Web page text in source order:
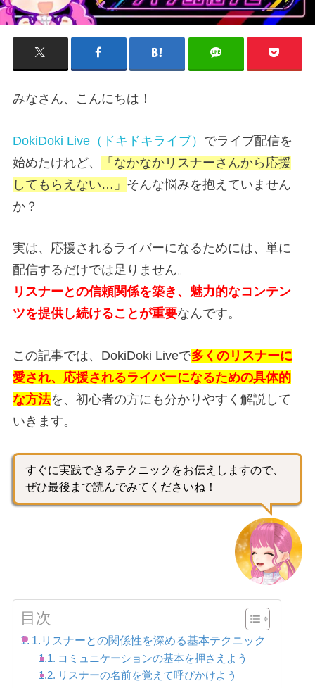
みなさん、こんにちは！
DokiDoki Live（ドキドキライブ） でライブ配信を
始めたけれど、
「なかなかリスナーさんから応援
してもらえない…」 そんな悩みを抱えていません
か？
実は、応援されるライバーになるためには、単に
配信するだけでは足りません。
リスナーとの信頼関係を築き、魅力的なコンテン
ツを提供し続けることが重要なんです。
この記事では、DokiDoki Liveで多くのリスナーに
愛され、応援されるライバーになるための具体的
な方法を、初心者の方にも分かりやすく解説して
いきます。
すぐに実践できるテクニックをお伝えしますので、
ぜひ最後まで読んでみてくださいね！
目次
1.リスナーとの関係性を深める基本テクニック
コミュニケーションの基本を押さえよう
リスナーの名前を覚えて呼びかけよう